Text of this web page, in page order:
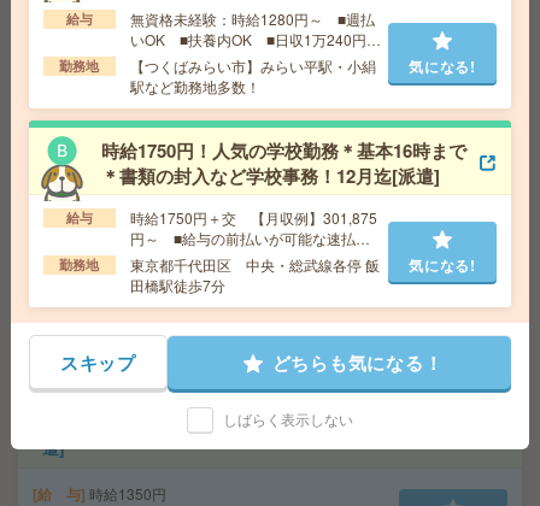
座り仕事！給与即払いOK！高時給！土日休み！制御盤の
製造補助[派遣]
時給1400円
交通費 交通費支給有り
勤務地 守谷駅～ ※車通勤OK
気になる!
給与即払いOK！高時給！土日休み！ピッキング・梱包な
ど[派遣]
給 与 時給1550円
交通費 交通費支給有り
勤務地 新守谷駅～徒歩22分 ※車通勤・バイク通勤O
気になる!
座り仕事！高時給！車通勤OK！土日休み！商品の検品[派
遣]
給 与 時給1350円
給与
無資格未経験：時給1280円～ ■週払
いOK ■扶養内OK ■日収1万240円以
上
勤務地
【つくばみらい市】みらい平駅・小絹
駅など勤務地多数！
気になる!
時給1750円！人気の学校勤務＊基本16時まで
＊書類の封入など学校事務！12月迄[派遣]
給与
時給1750円＋交 【月収例】301,875
円～ ■給与の前払いが可能な速払い
サービスあり
勤務地
東京都千代田区 中央・総武線各停 飯
田橋駅徒歩7分
気になる!
スキップ どちらも気になる！
しばらく表示しない